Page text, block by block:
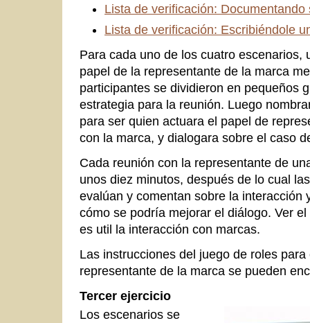
Lista de verificación: Documentando
Lista de verificación: Escribiéndole
Para cada uno de los cuatro escenarios,
papel de la representante de la marca
participantes se dividieron en pequeños
estrategia para la reunión. Luego
para ser quien actuara el papel de
con la marca, y dialogara sobre el caso
Cada reunión con la representante de
unos diez minutos, después de lo cual
evalúan y comentan sobre la interacción
cómo se podría mejorar el diálogo. Ver
es util la interacción con marcas.
Las instrucciones del juego de roles
representante de la marca se pueden
Tercer ejercicio
Los escenarios se